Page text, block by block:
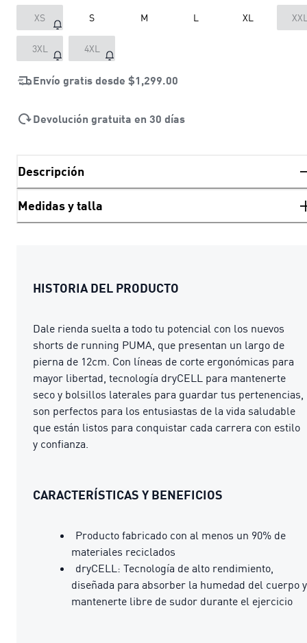
XS S M L XL
3XL 4XL
Envío gratis desde $1,299.00
Devolución gratuita en 30 días
Descripción
Medidas y talla
HISTORIA DEL PRODUCTO
Dale rienda suelta a todo tu potencial con los nuevos
shorts de running PUMA, que presentan un largo de
pierna de 12cm. Con líneas de corte ergonómicas para
mayor libertad, tecnología dryCELL para mantenerte
seco y bolsillos laterales para guardar tus pertenencias,
son perfectos para los entusiastas de la vida saludable
que están listos para conquistar cada carrera con estilo
y confianza.
CARACTERÍSTICAS Y BENEFICIOS
Producto fabricado con al menos un 90% de
materiales reciclados
dryCELL: Tecnología de alto rendimiento,
diseñada para absorber la humedad del cuerpo y
mantenerte libre de sudor durante el ejercicio